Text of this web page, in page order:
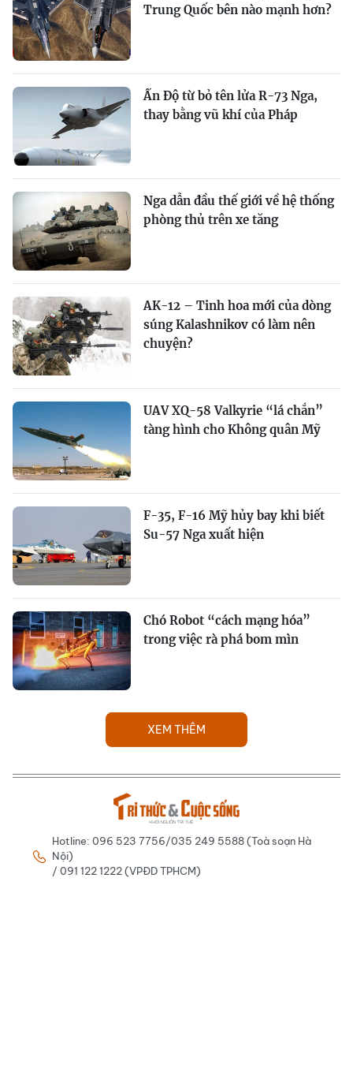
Trung Quốc bên nào mạnh hơn?
Ấn Độ từ bỏ tên lửa R-73 Nga,
thay bằng vũ khí của Pháp
Nga dẫn đầu thế giới về hệ thống
phòng thủ trên xe tăng
AK-12 – Tinh hoa mới của dòng
súng Kalashnikov có làm nên
chuyện?
UAV XQ-58 Valkyrie “lá chắn”
tàng hình cho Không quân Mỹ
F-35, F-16 Mỹ hủy bay khi biết
Su-57 Nga xuất hiện
Chó Robot “cách mạng hóa”
trong việc rà phá bom mìn
XEM THÊM
Hotline: 096 523 7756/035 249 5588 (Toà soạn Hà
Nội)
/ 091 122 1222 (VPĐD TPHCM)